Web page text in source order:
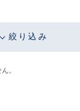
絞り込み
。